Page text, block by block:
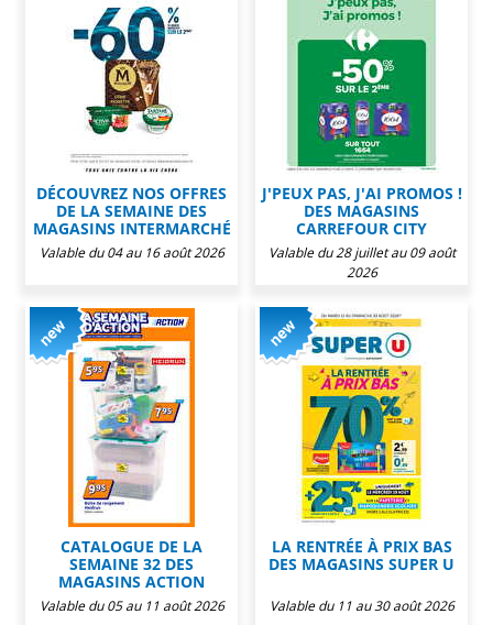
DÉCOUVREZ NOS OFFRES
DE LA SEMAINE DES
MAGASINS INTERMARCHÉ
Valable du 04 au 16 août 2026
J'PEUX PAS, J'AI PROMOS !
DES MAGASINS
CARREFOUR CITY
Valable du 28 juillet au 09 août
2026
CATALOGUE DE LA
SEMAINE 32 DES
MAGASINS ACTION
Valable du 05 au 11 août 2026
LA RENTRÉE À PRIX BAS
DES MAGASINS SUPER U
Valable du 11 au 30 août 2026